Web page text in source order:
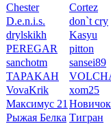
Chester
Cortez
D.e.n.i.s.
don`t cry
drylskikh
Kasyu
PEREGAR
pitton
sanchotm
sansei89
TAPAKAH
VovaKrik
xom25
Максимус 21 Новичок
Рыжая Белка Тигран